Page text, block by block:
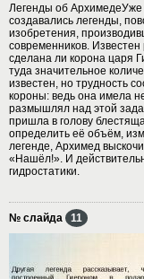
Легенды об АрхимедеУже
создавались легенды,
изобретения,
современников. Известен
сделана ли корона царя
туда значительное
известен, но трудность
короны: ведь она имела
размышлял над этой
пришла в голову
определить её объём,
легенде, Архимед
«Нашёл!». И
гидростатики.
№ слайда 11